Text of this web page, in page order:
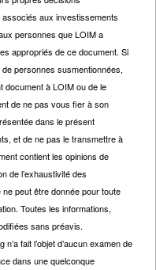
aux investissements
personnes que LOIM a
appropriés de ce document. Si
personnes susmentionnées,
document à LOIM ou de le
de ne pas vous fier à son
dans le présent
et de ne pas le transmettre à
contient les opinions de
de l’exhaustivité des
peut être donnée pour toute
Toutes les informations,
sans préavis.
fait l’objet d’aucun examen de
dans une quelconque